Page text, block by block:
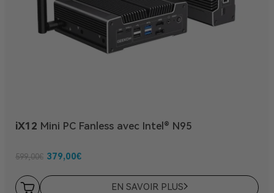
iX12 Mini PC Fanless avec Intel® N95
599,00€ 379,00€
EN SAVOIR PLUS